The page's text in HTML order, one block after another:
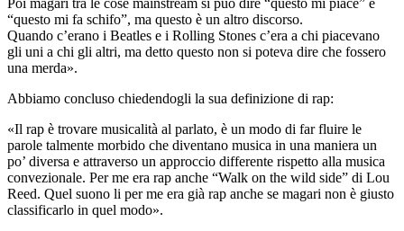
Poi magari tra le cose mainstream si può dire “questo mi piace” e
“questo mi fa schifo”, ma questo è un altro discorso.
Quando c’erano i Beatles e i Rolling Stones c’era a chi piacevano
gli uni a chi gli altri, ma detto questo non si poteva dire che fossero
una merda».
Abbiamo concluso chiedendogli la sua definizione di rap:
«Il rap è trovare musicalità al parlato, è un modo di far fluire le
parole talmente morbido che diventano musica in una maniera un
po’ diversa e attraverso un approccio differente rispetto alla musica
convezionale. Per me era rap anche “Walk on the wild side” di Lou
Reed. Quel suono li per me era già rap anche se magari non è giusto
classificarlo in quel modo».